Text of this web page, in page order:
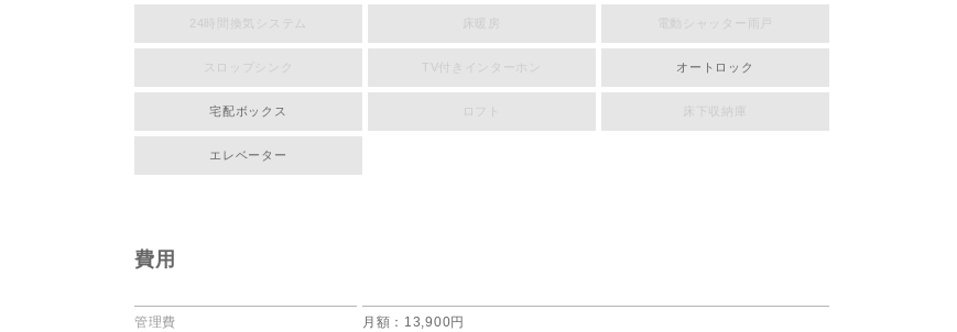
24時間換気システム 電動シャッター雨戸
スロップシンク TV付きインターホン オートロック
宅配ボックス ロフト 床下収納庫
エレベーター
費用
管理費 月額：13,900円